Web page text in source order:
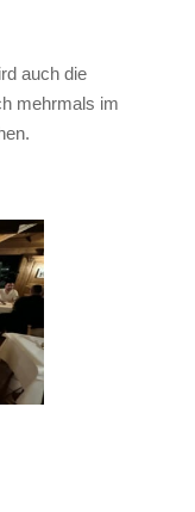
auch die
mehrmals im